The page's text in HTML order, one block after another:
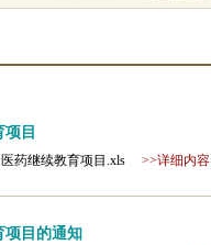
目
医药继续教育项目.xls >>详细内容
项目的通知